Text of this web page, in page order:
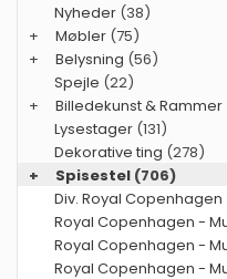
Nyheder (38)
+
Møbler (75)
+
Belysning (56)
Spejle (22)
+
Billedekunst & Rammer
Lysestager (131)
Dekorative ting (278)
+
Spisestel (706)
Div. Royal Copenhagen
Royal Copenhagen -
Royal Copenhagen -
Royal Copenhagen -